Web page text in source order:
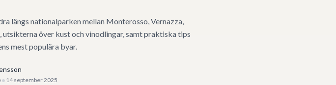
längs nationalparken mellan Monterosso, Vernazza,
över kust och vinodlingar, samt praktiska tips
mest populära byar.
• 14 september 2025